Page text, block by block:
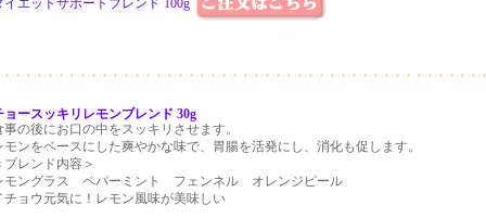
ョースッキリレモンブレンド 30g
事の後にお口の中をスッキリさせます。
モンをベースにした爽やかな味で、胃腸を活発にし、消化も促します。
ブレンド内容＞
モングラス ペパーミント フェンネル オレンジピール
チョウ元気に！レモン風味が美味しい